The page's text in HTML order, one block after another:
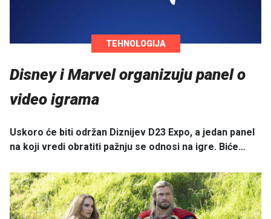
TEHNOLOGIJA
Disney i Marvel organizuju panel o
video igrama
Uskoro će biti održan Diznijev D23 Expo, a jedan panel
na koji vredi obratiti pažnju se odnosi na igre. Biće…